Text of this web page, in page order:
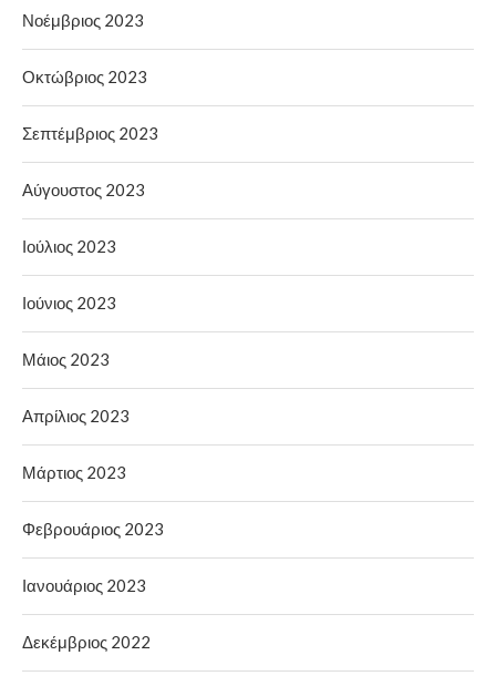
Νοέμβριος 2023
Οκτώβριος 2023
Σεπτέμβριος 2023
Αύγουστος 2023
Ιούλιος 2023
Ιούνιος 2023
Μάιος 2023
Απρίλιος 2023
Μάρτιος 2023
Φεβρουάριος 2023
Ιανουάριος 2023
Δεκέμβριος 2022